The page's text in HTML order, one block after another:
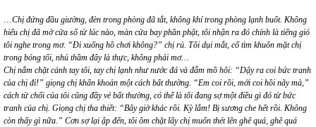
Chị đứng đầu giường, đèn trong phòng đã tắt, không khí trong phòng lạnh buốt. Không
hiểu chị đã mở cửa sổ từ lúc nào, màn cửa bay phần phật, tôi nhận ra đó chính là tiếng gió
tôi nghe trong mơ. “Đi xuống hồ chơi không?” chị rủ. Tôi dụi mắt, cố tìm khuôn mặt chị
trong bóng tối, nhủ thầm đây là thực, không phải mơ…
Chị nắm chặt cánh tay tôi, tay chị lạnh như nước đá và đẫm mồ hôi: “Dậy ra coi bức tranh
của chị đi!” giọng chị khẩn khoản một cách bất thường. “Em coi rồi, mới coi hồi nãy mà,”
cách từ chối của tôi cũng đầy vẻ bất thường, có thể là tôi đang sợ một điều gì đó từ bức
tranh của chị. Giọng chị tha thiết: “Bây giờ khác rồi. Kỳ lắm! Bị sương che hết rồi. Không
còn thấy gì nữa.” Cơn sợ lại ập đến, tôi ôm chặt lấy chị muốn thét lên ghê quá, ghê quá